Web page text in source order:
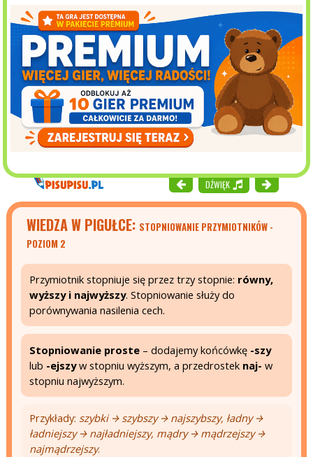
DŹWIĘK
WIEDZA W PIGUŁCE: STOPNIOWANIE PRZYMIOTNIKÓW -
POZIOM 2
Przymiotnik stopniuje się przez trzy stopnie: równy,
wyższy i najwyższy. Stopniowanie służy do
porównywania nasilenia cech.
Stopniowanie proste – dodajemy końcówkę -szy
lub -ejszyw stopniu wyższym, a przedrostek naj- w
stopniu najwyższym.
Przykłady: szybki → szybszy → najszybszy, ładny →
ładniejszy → najładniejszy, mądry → mądrzejszy →
najmądrzejszy.